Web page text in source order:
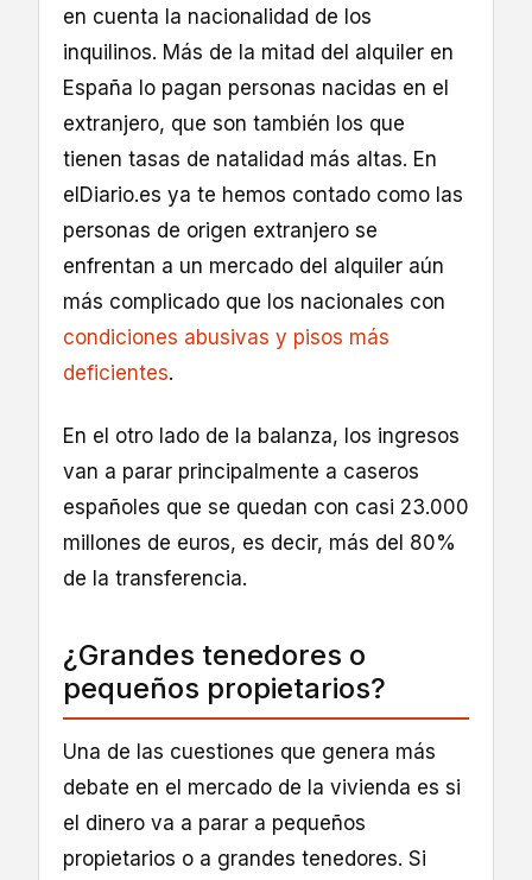
en cuenta la nacionalidad de los
inquilinos. Más de la mitad del alquiler en
España lo pagan personas nacidas en el
extranjero, que son también los que
tienen tasas de natalidad más altas. En
elDiario.es ya te hemos contado como las
personas de origen extranjero se
enfrentan a un mercado del alquiler aún
más complicado que los nacionales con
condiciones abusivas y pisos más
deficientes.
En el otro lado de la balanza, los ingresos
van a parar principalmente a caseros
españoles que se quedan con casi 23.000
millones de euros, es decir, más del 80%
de la transferencia.
¿Grandes tenedores o
pequeños propietarios?
Una de las cuestiones que genera más
debate en el mercado de la vivienda es si
el dinero va a parar a pequeños
propietarios o a grandes tenedores. Si